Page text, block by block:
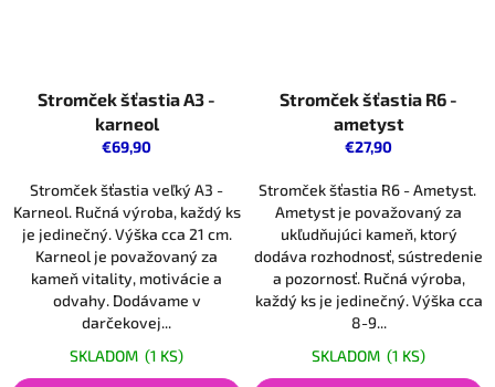
Stromček šťastia A3 -
karneol
€69,90
Stromček šťastia veľký A3 -
Karneol. Ručná výroba, každý ks
je jedinečný. Výška cca 21 cm.
Karneol je považovaný za
kameň vitality, motivácie a
odvahy. Dodávame v
darčekovej...
SKLADOM (1 KS)
Stromček šťastia R6 -
ametyst
€27,90
Stromček šťastia R6 - Ametyst.
Ametyst je považovaný za
ukľudňujúci kameň, ktorý
dodáva rozhodnosť, sústredenie
a pozornosť. Ručná výroba,
každý ks je jedinečný. Výška cca
8-9...
SKLADOM (1 KS)